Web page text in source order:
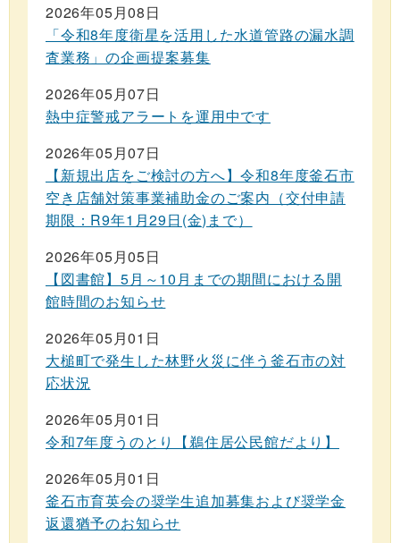
2026年05月08日
「令和8年度衛星を活用した水道管路の漏水調
査業務」の企画提案募集
2026年05月07日
熱中症警戒アラートを運用中です
2026年05月07日
【新規出店をご検討の方へ】令和8年度釜石市
空き店舗対策事業補助金のご案内（交付申請
期限：R9年1月29日(金)まで）
2026年05月05日
【図書館】5月～10月までの期間における開
館時間のお知らせ
2026年05月01日
大槌町で発生した林野火災に伴う釜石市の対
応状況
2026年05月01日
令和7年度うのとり【鵜住居公民館だより】
2026年05月01日
釜石市育英会の奨学生追加募集および奨学金
返還猶予のお知らせ